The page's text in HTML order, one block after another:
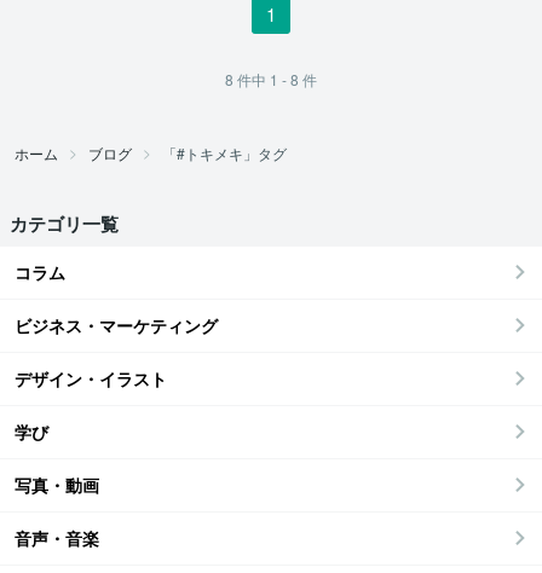
1
8 件中 1 - 8 件
ホーム ブログ 「#トキメキ」タグ
カテゴリ一覧
コラム
ビジネス・マーケティング
デザイン・イラスト
学び
写真・動画
音声・音楽